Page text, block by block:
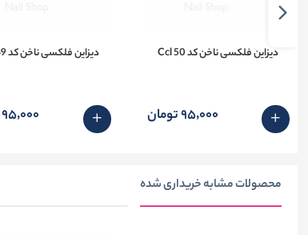
دیزاین فلکسی ناخن کد 50 Ccl
95٬000 تومان
دیزاین فلکسی ناخن کد 49 Ccl
95٬000 تومان
محصولات مشابه خریداری شده